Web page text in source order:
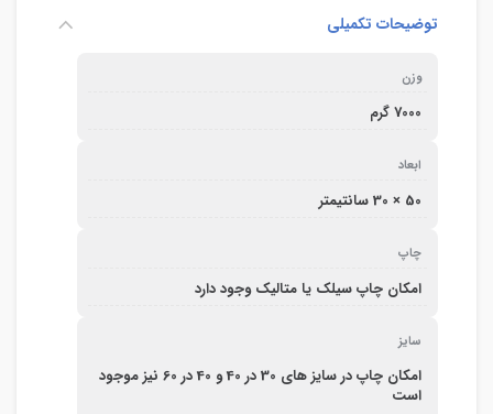
توضیحات تکمیلی
وزن
7000 گرم
ابعاد
50 × 30 سانتیمتر
چاپ
امکان چاپ سیلک یا متالیک وجود دارد
سایز
امکان چاپ در سایز های 30 در 40 و 40 در 60 نیز موجود
است